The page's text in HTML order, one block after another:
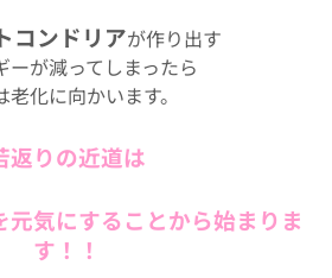
コンドリアが作り出す
ーが減ってしまったら
老化に向かいます。
返りの近道は
元気にすることから始まりま
す！！